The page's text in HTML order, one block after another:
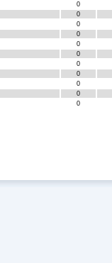
0
0
0
0
0
0
0
0
0
0
0